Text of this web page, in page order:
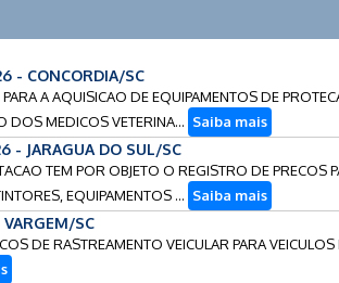
- CONCORDIA/SC
A AQUISICAO DE EQUIPAMENTOS DE
DOS MEDICOS VETERINA... Saiba mais
- JARAGUA DO SUL/SC
TEM POR OBJETO O REGISTRO DE PRECOS
EQUIPAMENTOS ... Saiba mais
SC
DE RASTREAMENTO VEICULAR PARA